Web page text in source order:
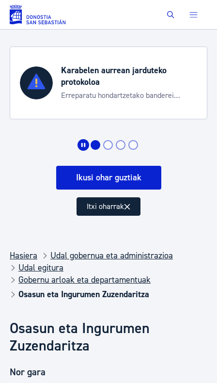
Eduki nagusira joan Buscar
Karabelen aurrean jarduteko
protokoloa
Erreparatu hondartzetako banderei
Ikusi ohar guztiak
Itxi oharrak
Hasiera
Udal gobernua eta administrazioa
Udal egitura
Gobernu arloak eta departamentuak
Osasun eta Ingurumen Zuzendaritza
Osasun eta Ingurumen
Zuzendaritza
Nor gara